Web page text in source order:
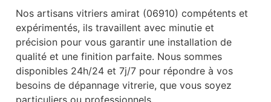
Nos artisans vitriers amirat (06910) compétents et
expérimentés, ils travaillent avec minutie et
précision pour vous garantir une installation de
qualité et une finition parfaite. Nous sommes
disponibles 24h/24 et 7j/7 pour répondre à vos
besoins de dépannage vitrerie, que vous soyez